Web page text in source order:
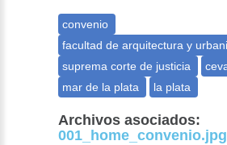
Archivos asociados:
001_home_convenio.jpg